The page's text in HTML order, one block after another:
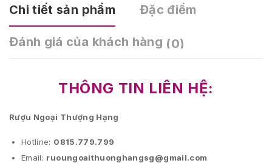
Chi tiết sản phẩm Đặc điểm
Đánh giá của khách hàng (0)
THÔNG TIN LIÊN HỆ:
Rượu Ngoại Thượng Hạng
Hotline: 0815.779.799
Email: ruoungoaithuonghangsg@gmail.com